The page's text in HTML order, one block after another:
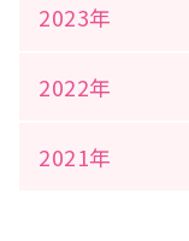
2023年
2022年
2021年